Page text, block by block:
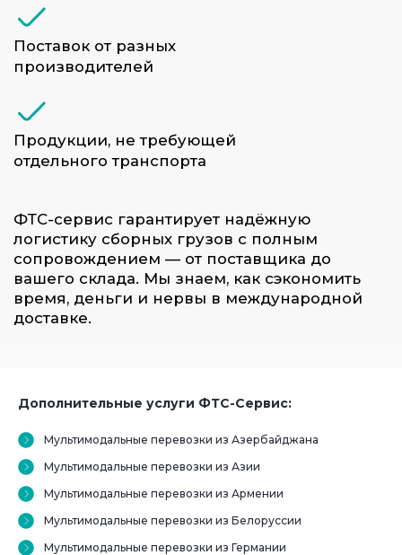
Дополнительные услуги ФТС-Сервис:
Мультимодальные перевозки из Азербайджана
Мультимодальные перевозки из Азии
Мультимодальные перевозки из Армении
Мультимодальные перевозки из Белоруссии
Мультимодальные перевозки из Германии